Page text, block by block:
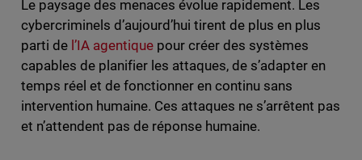
Le paysage des menaces évolue rapidement. Les
cybercriminels d’aujourd’hui tirent de plus en plus
parti de l’IA agentiquepour créer des systèmes
capables de planifier les attaques, de s’adapter en
temps réel et de fonctionner en continu sans
intervention humaine. Ces attaques ne s’arrêtent pas
et n’attendent pas de réponse humaine.